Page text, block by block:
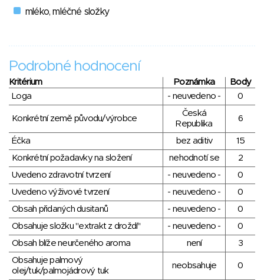
mléko, mléčné složky
Podrobné hodnocení
Kritérium Poznámka
Body
Loga
- neuvedeno - 0
Konkrétní země původu/výrobce
Česká
Republika
6
Éčka bez aditiv
15
Konkrétní požadavky na složení
nehodnotí se
2
Uvedeno zdravotní tvrzení
- neuvedeno -
0
Uvedeno výživové tvrzení
- neuvedeno -
0
Obsah přidaných dusitanů
- neuvedeno -
0
Obsahuje složku "extrakt z droždí"
- neuvedeno -
0
Obsah blíže neurčeného aroma
není
3
Obsahuje palmový
olej/tuk/palmojádrový tuk
neobsahuje 0